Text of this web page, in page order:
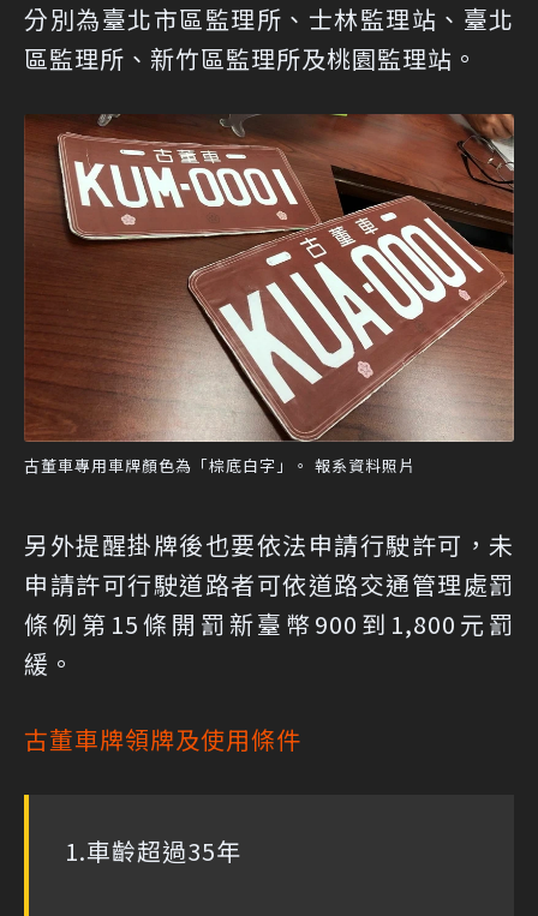
分別為臺北市區監理所、士林監理站、臺北
區監理所、新竹區監理所及桃園監理站。
古董車專用車牌顏色為「棕底白字」。 報系資料照片
另外提醒掛牌後也要依法申請行駛許可，未
申請許可行駛道路者可依道路交通管理處罰
條例第15條開罰新臺幣900到1,800元罰
緩。
古董車牌領牌及使用條件
1.車齡超過35年